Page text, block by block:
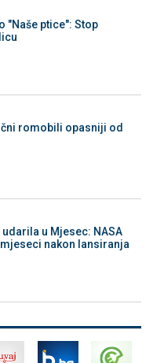
"Naše ptice": Stop
romobili opasniji od
u Mjesec: NASA
nakon lansiranja